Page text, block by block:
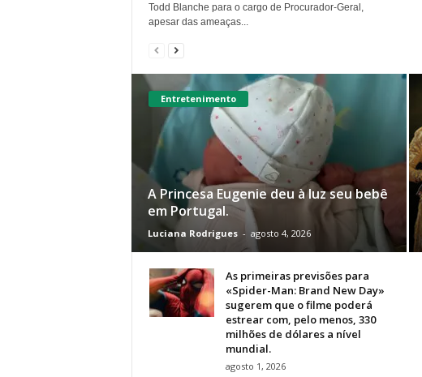
Todd Blanche para o cargo de Procurador-Geral,
apesar das ameaças...
Entretenimento
A Princesa Eugenie deu à luz seu bebê
em Portugal.
Luciana Rodrigues - agosto 4, 2026
As primeiras previsões para
«Spider-Man: Brand New Day»
sugerem que o filme poderá
estrear com, pelo menos, 330
milhões de dólares a nível
mundial.
agosto 1, 2026